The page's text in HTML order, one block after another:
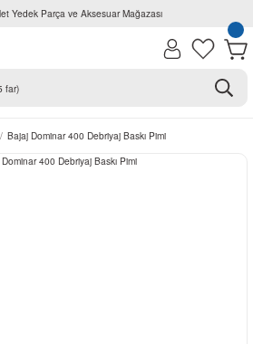
Yedek Parça ve Aksesuar Mağazası
Bajaj Dominar 400 Debriyaj Baskı Pimi